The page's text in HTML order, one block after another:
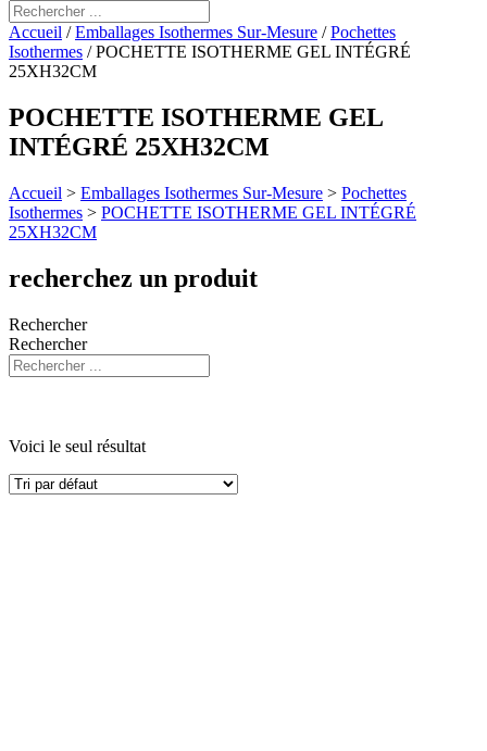
Accueil /Emballages Isothermes Sur-Mesure /Pochettes
Isothermes / POCHETTE ISOTHERME GEL INTÉGRÉ
25XH32CM
POCHETTE ISOTHERME GEL
INTÉGRÉ 25XH32CM
Accueil > Emballages Isothermes Sur-Mesure > Pochettes
Isothermes > POCHETTE ISOTHERME GEL INTÉGRÉ
25XH32CM
recherchez un produit
Rechercher
Rechercher
Voici le seul résultat